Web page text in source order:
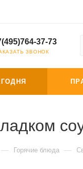
37-73
ЗВОНОК
— Горячие блюда —